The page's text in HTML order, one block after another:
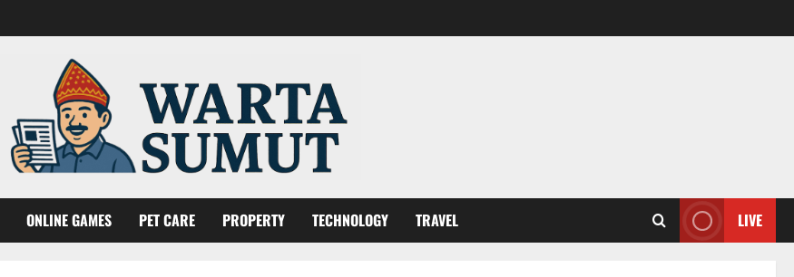
ONLINE GAMES PET CARE PROPERTY TECHNOLOGY TRAVEL LIVE